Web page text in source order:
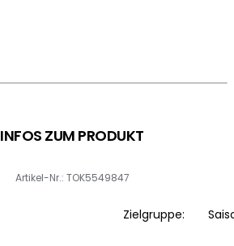
INFOS ZUM PRODUKT
Artikel-Nr.: TOK5549847
Zielgruppe: